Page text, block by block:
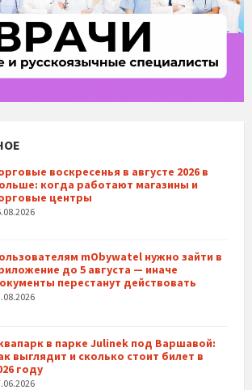
воскресенья в августе 2026 в
когда работают магазины и
центры
mObywatel нужно зайти в
до 5 августа — иначе
перестанут действовать
в парке Julinek под Варшавой:
выглядит и сколько стоит билет в
году